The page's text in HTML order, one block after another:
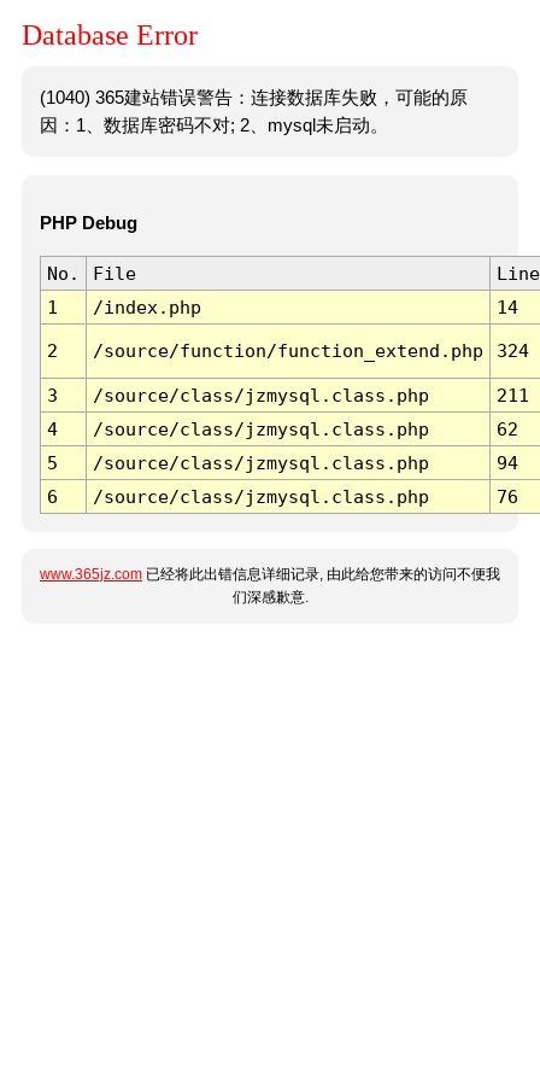
Database Error
(1040) 365建站错误警告：连接数据库失败，可能的原
因：1、数据库密码不对; 2、mysql未启动。
PHP Debug
No. File
Line
1
/index.php 14
2 /source/function/function_extend.php 324
3 /source/class/jzmysql.class.php
211
4
/source/class/jzmysql.class.php
62
5
/source/class/jzmysql.class.php
94
6
/source/class/jzmysql.class.php 76
www.365jz.com 已经将此出错信息详细记录, 由此给您带来的访问不便我
们深感歉意.